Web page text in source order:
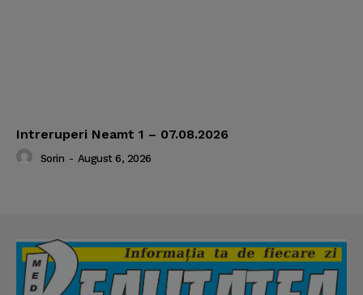
Intreruperi Neamt 1 – 07.08.2026
Sorin - August 6, 2026